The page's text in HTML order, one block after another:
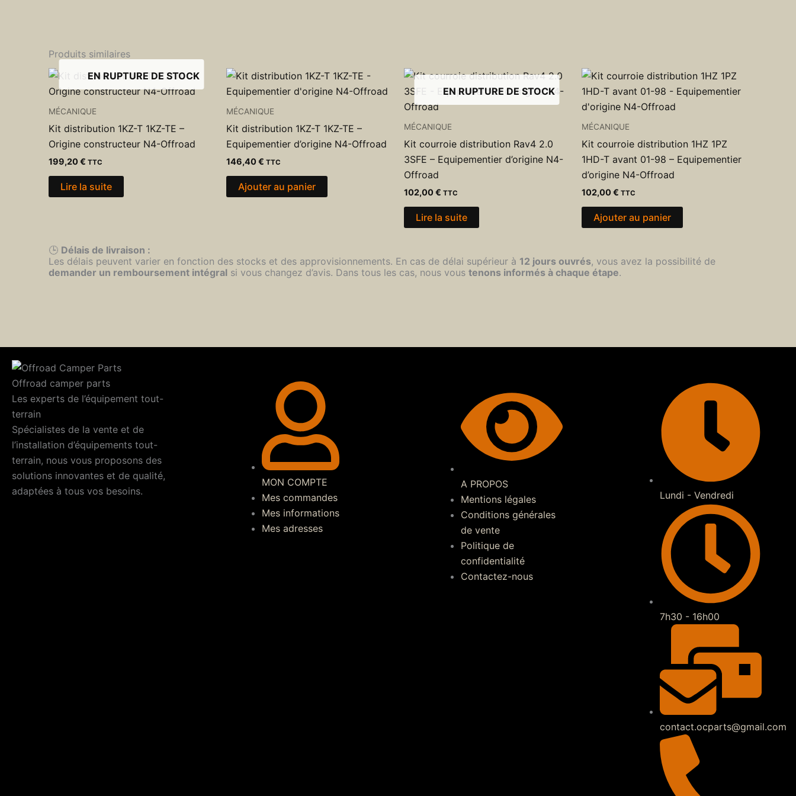
Produits similaires
EN RUPTURE DE STOCK
MÉCANIQUE
Kit distribution 1KZ-T 1KZ-TE –
Origine constructeur N4-Offroad
199,20€ TTC
Lire la suite
MÉCANIQUE
Kit distribution 1KZ-T 1KZ-TE –
Equipementier d’origine N4-Offroad
146,40€ TTC
Ajouter au panier
EN RUPTURE DE STOCK
MÉCANIQUE
Kit courroie distribution Rav4 2.0
3SFE – Equipementier d’origine N4-
Offroad
102,00€ TTC
Lire la suite
MÉCANIQUE
Kit courroie distribution 1HZ 1PZ
1HD-T avant 01-98 – Equipementier
d’origine N4-Offroad
102,00€ TTC
Ajouter au panier
🕒 Délais de livraison :
Les délais peuvent varier en fonction des stocks et des approvisionnements. En cas de délai supérieur à 12 jours ouvrés, vous avez la possibilité de
demander un remboursement intégral si vous changez d’avis. Dans tous les cas, nous vous tenons informés à chaque étape.
Offroad camper parts
Les experts de l’équipement tout-
terrain
Spécialistes de la vente et de
l’installation d’équipements tout-
terrain, nous vous proposons des
solutions innovantes et de qualité,
adaptées à tous vos besoins.
MON COMPTE
Mes commandes
Mes informations
Mes adresses
A PROPOS
Mentions légales
Conditions générales
de vente
Politique de
confidentialité
Contactez-nous
Lundi - Vendredi
7h30 - 16h00
contact.ocparts@gmail.com